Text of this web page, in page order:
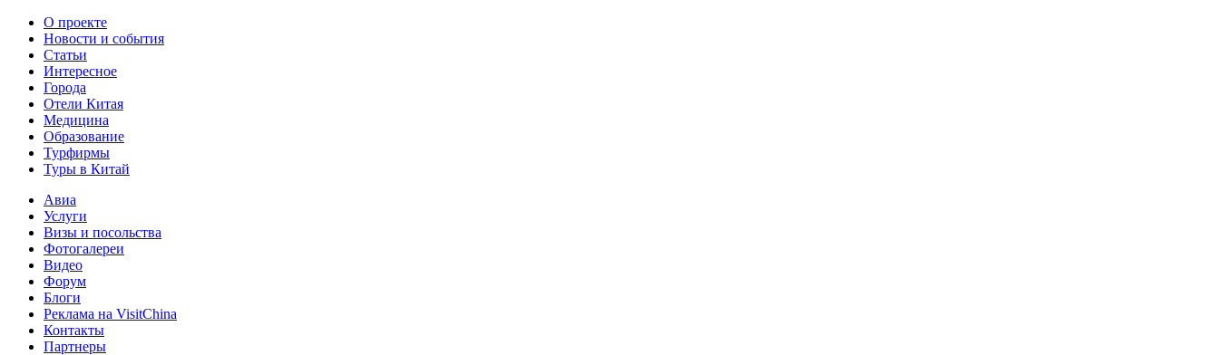
О проекте
Новости и события
Статьи
Интересное
Города
Отели Китая
Медицина
Образование
Турфирмы
Туры в Китай
Авиа
Услуги
Визы и посольства
Фотогалереи
Видео
Форум
Блоги
Реклама на VisitChina
Контакты
Партнеры